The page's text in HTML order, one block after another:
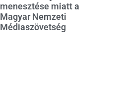
menesztése miatt a
Magyar Nemzeti
Médiaszövetség